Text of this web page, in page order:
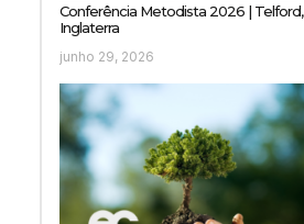
Conferência Metodista 2026 | Telford,
Inglaterra
junho 29, 2026